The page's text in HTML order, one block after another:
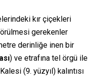
kır çiçekleri
gerekenler
derinliğe inen bir
) ve etrafına tel örgü ile
(9. yüzyıl) kalıntısı